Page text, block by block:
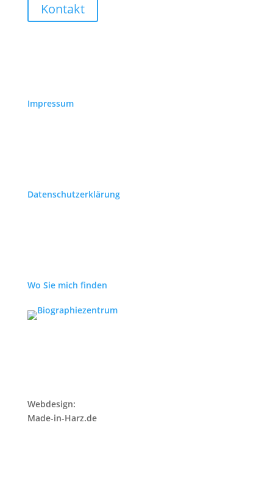
Kontakt
Impressum
Datenschutzerklärung
Wo Sie mich finden
Webdesign:
Made-in-Harz.de